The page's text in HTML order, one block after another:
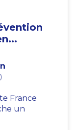
France
un